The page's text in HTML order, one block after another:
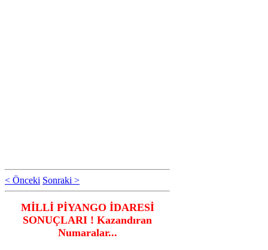
< Önceki Sonraki >
MİLLİ PİYANGO İDARESİ
SONUÇLARI ! Kazandıran
Numaralar...